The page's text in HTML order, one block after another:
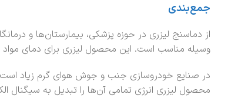
جمع‌بندی
از دماسنج لیزری در حوزه پزشکی، بیمارستان‌ها و
وسیله مناسب است. این محصول لیزری برای دمای مواد
در صنایع خودروسازی جنب و جوش هوای گرم زیاد است
محصول لیزری انرژی تمامی آن‌ها را تبدیل به سیگنال